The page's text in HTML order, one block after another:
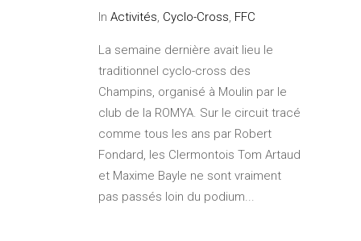
In Activités, Cyclo-Cross, FFC
La semaine dernière avait lieu le
traditionnel cyclo-cross des
Champins, organisé à Moulin par le
club de la ROMYA. Sur le circuit tracé
comme tous les ans par Robert
Fondard, les Clermontois Tom Artaud
et Maxime Bayle ne sont vraiment
pas passés loin du podium...